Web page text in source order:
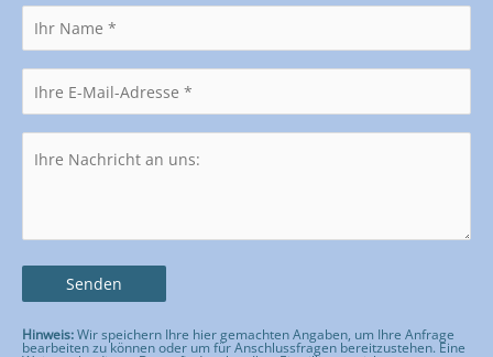
Hinweis:Wir speichern Ihre hier gemachten Angaben, um Ihre Anfrage
bearbeiten zu können oder um für Anschlussfragen bereitzustehen. Eine